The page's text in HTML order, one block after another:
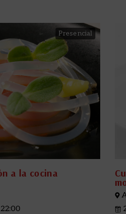
a la cocina
Presencial